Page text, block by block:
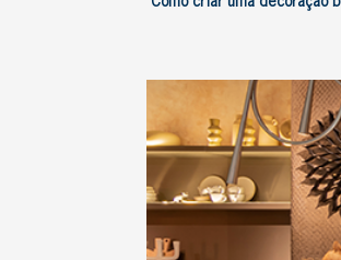
Como criar uma decoração